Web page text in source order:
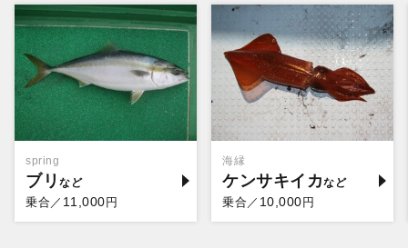
spring
ブリ
乗合／ 11,000円
海縁
ケンサキイカ
乗合／ 10,000円